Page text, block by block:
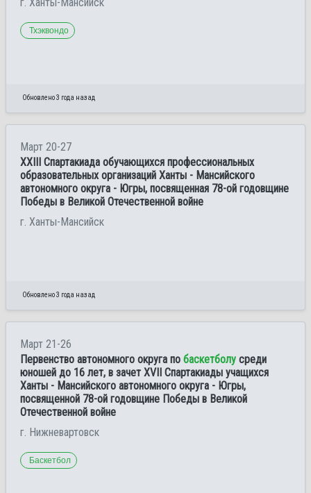
Тхэквондо
Обновлено 3 года назад
Март 20-27
XXIII Спартакиада обучающихся профессиональных
образовательных организаций Ханты - Мансийского
автономного округа - Югры, посвященная 78-ой годовщине
Победы в Великой Отечественной войне
г. Ханты-Мансийск
Обновлено 3 года назад
Март 21-26
Первенство автономного округа по баскетболу среди
юношей до 16 лет, в зачет ХVII Спартакиады учащихся
Ханты - Мансийского автономного округа - Югры,
посвященной 78-ой годовщине Победы в Великой
Отечественной войне
г. Нижневартовск
Баскетбол